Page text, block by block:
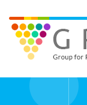
main
content